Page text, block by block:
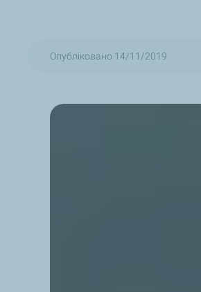
Опубліковано 14/11/2019